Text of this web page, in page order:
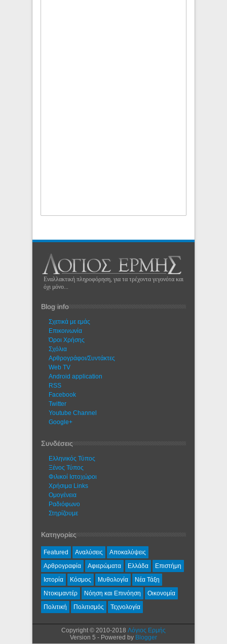
Εναλλακτική πληροφόρηση, για τα τρέχοντα γεγονότα και
όχι μόνο...
Blog info
Σχετικά με εμάς
Eπικοινωνία
Όροι Χρήσης
Σχόλια
Αρθρογράφοι/Συντάκτες
Web TV
Android application
RSS
Facebook
Twitter
Youtube Channel
Google+
Συνδέσεις
Ελληνικός Τύπος
Ξένος Τύπος
Φιλικοί Ιστοχώροι
Χρήσιμα Links
Ομογένεια
Ραδιόφωνο
Στηρίζουμε
Κατηγορίες
Featured Αναλύσεις
Αποκαλύψεις
Αρθρογραφία
Αφιερώματα Ελλάδα
Επιστήμη
Ιστορία
Κόσμος Μυθολογία
Νέα Τάξη
Ντοκιμαντέρ
Νόηση και Επινόηση
Οικονομία
Πολιτική
Πολιτισμός Τεχνολογία
Copyright © 2010-2018 Λόγιος Ερμής
Version 5 - Powered by Blogger